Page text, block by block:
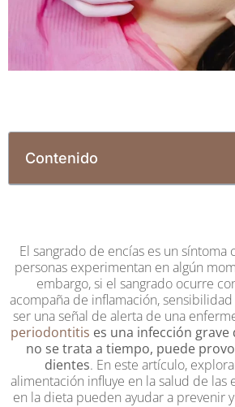
Contenido
El sangrado de encías es un síntoma
personas experimentan en algún
embargo, si el sangrado ocurre
acompaña de inflamación,
ser una señal de alerta de una
periodontitis es una infección grave
no se trata a tiempo, puede
dientes. En este artículo,
alimentación influye en la salud de las
en la dieta pueden ayudar a prevenir